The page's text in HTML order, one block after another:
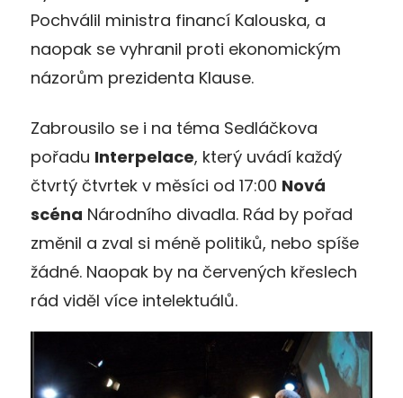
Pochválil ministra financí Kalouska, a
naopak se vyhranil proti ekonomickým
názorům prezidenta Klause.
Zabrousilo se i na téma Sedláčkova
pořadu Interpelace, který uvádí každý
čtvrtý čtvrtek v měsíci od 17:00 Nová
scéna Národního divadla. Rád by pořad
změnil a zval si méně politiků, nebo spíše
žádné. Naopak by na červených křeslech
rád viděl více intelektuálů.